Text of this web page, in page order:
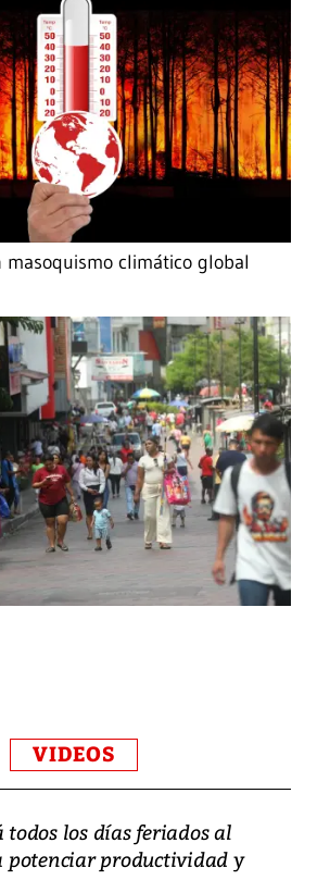
climático global
VIDEOS
todos los días feriados al
potenciar productividad y